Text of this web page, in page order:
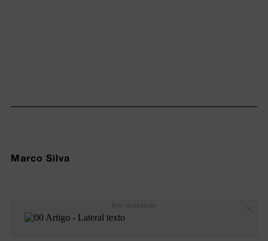
Marco Silva